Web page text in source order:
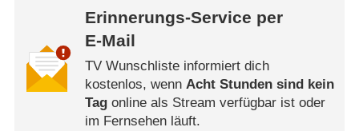
Erinnerungs-Service per
E-Mail
TV Wunschliste informiert dich
kostenlos, wenn Acht Stunden sind kein
Tagonline als Stream verfügbar ist oder
im Fernsehen läuft.